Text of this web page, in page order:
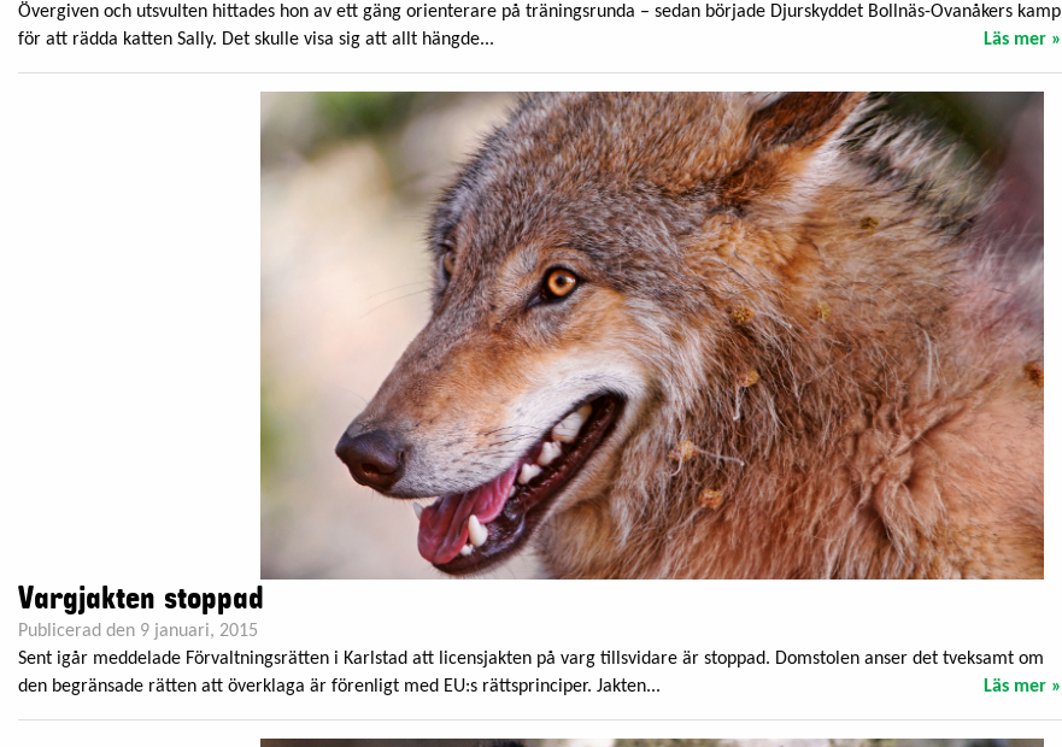
Övergiven och utsvulten hittades hon av ett gäng orienterare på träningsrunda – sedan började Djurskyddet Bollnäs-Ovanåkers kamp
för att rädda katten Sally. Det skulle visa sig att allt hängde...
Läs mer »
Vargjakten stoppad
Publicerad den 9 januari, 2015
Sent igår meddelade Förvaltningsrätten i Karlstad att licensjakten på varg tillsvidare är stoppad. Domstolen anser det tveksamt om
den begränsade rätten att överklaga är förenligt med EU:s rättsprinciper. Jakten...
Läs mer »